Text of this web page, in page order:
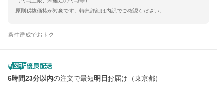
原則税抜価格が対象です。特典詳細は内訳でご確認ください。
条件達成でおトク
6時間23分以内の注文で最短明日 お届け（東京都）